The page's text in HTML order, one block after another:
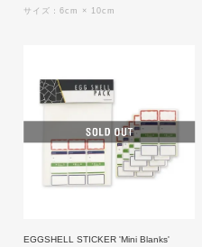
サイズ：6cm × 10cm
EGGSHELL STICKER 'Mini Blanks'